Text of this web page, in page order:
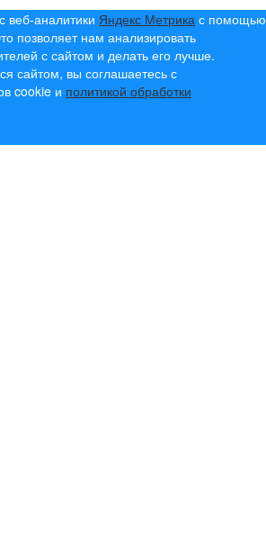
веб-аналитики Яндекс Метрика с помощью
позволяет нам анализировать
с сайтом и делать его лучше.
сайтом, вы соглашаетесь с
cookie и политикой обработки